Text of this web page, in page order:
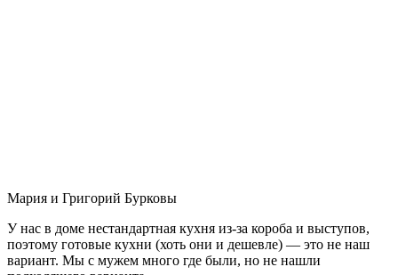
Мария и Григорий Бурковы
У нас в доме нестандартная кухня из-за короба и выступов,
поэтому готовые кухни (хоть они и дешевле) — это не наш
вариант. Мы с мужем много где были, но не нашли